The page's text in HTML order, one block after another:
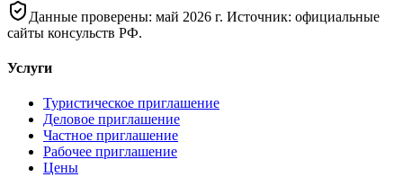
Данные проверены: май 2026 г. Источник: официальные
сайты консульств РФ.
Услуги
Туристическое приглашение
Деловое приглашение
Частное приглашение
Рабочее приглашение
Цены